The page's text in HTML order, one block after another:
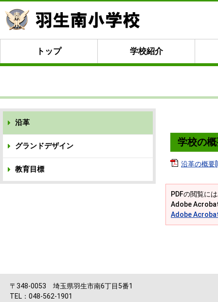
トップ 学校紹介
学校の
沿革の概要
PDFの閲覧に
Adobe
Adobe
沿革
グランドデザイン
教育目標
〒348-0053 埼玉県羽生市南6丁目5番1
TEL：048-562-1901